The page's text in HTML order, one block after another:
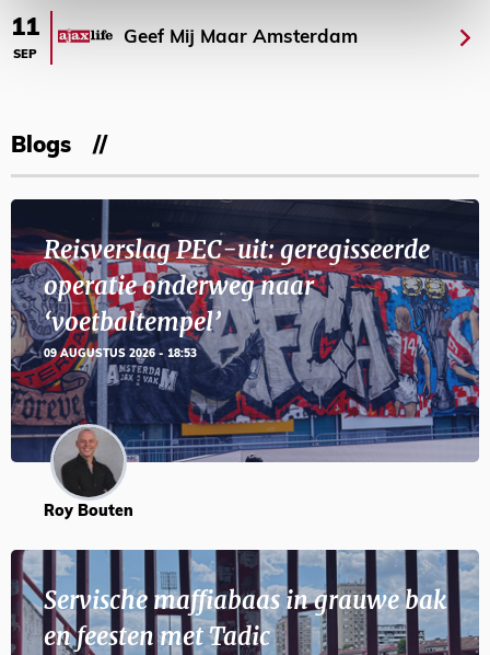
11
SEP
Geef Mij Maar Amsterdam
Blogs
Reisverslag PEC-uit: geregisseerde
operatie onderweg naar
‘voetbaltempel’
09 AUGUSTUS 2026 - 18:53
Roy Bouten
Servische maffiabaas in grauwe bak
en feesten met Tadic